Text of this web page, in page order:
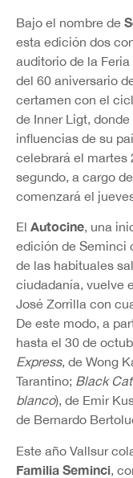
Bajo el nombre de
esta edición dos
auditorio de la
del 60 aniversario
certamen con el
de Inner Ligt,
influencias de su
celebrará el martes
segundo, a cargo
comenzará el
El Autocine, una
edición de Seminci
de las habituales
ciudadanía, vuelve
José Zorrilla con
De este modo, a
hasta el 30 de
Express, de Wong
Tarantino; Black
blanco), de Emir
de Bernardo
Este año Vallsur
Familia Seminci ,